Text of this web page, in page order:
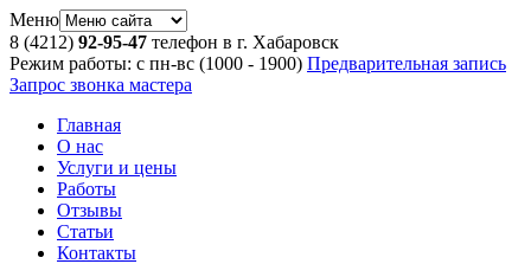
Меню
8 (4212) 92-95-47 телефон в г. Хабаровск
Режим работы: с пн-вс (1000 - 1900) Предварительная запись
Запрос звонка мастера
Главная
О нас
Услуги и цены
Работы
Отзывы
Статьи
Контакты